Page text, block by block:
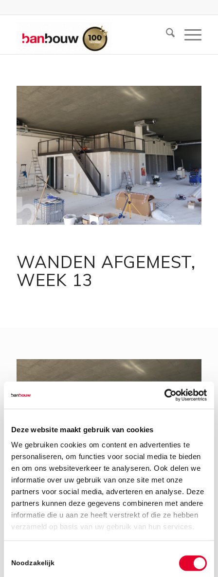
Deze website maakt gebruik van cookies
We gebruiken cookies om content en advertenties te
personaliseren, om functies voor social media te bieden
en om ons websiteverkeer te analyseren. Ook delen we
informatie over uw gebruik van onze site met onze
partners voor social media, adverteren en analyse. Deze
partners kunnen deze gegevens combineren met andere
informatie die u aan ze heeft verstrekt of die ze hebben
verzameld op basis van uw gebruik van hun services.
Noodzakelijk
WANDEN AFGEMEST,
WEEK 13
1 april 2019